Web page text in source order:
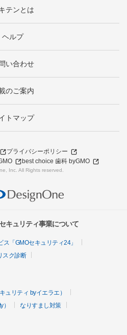
テンとは
ヘルプ
い合わせ
のご案内
トマップ
プライバシーポリシー
best choice 歯科 byGMO
Inc. All Rights reserved.
キュリティ事業について
「GMOセキュリティ24」
スク診断
ュリティ byイエラエ）
なりすまし対策